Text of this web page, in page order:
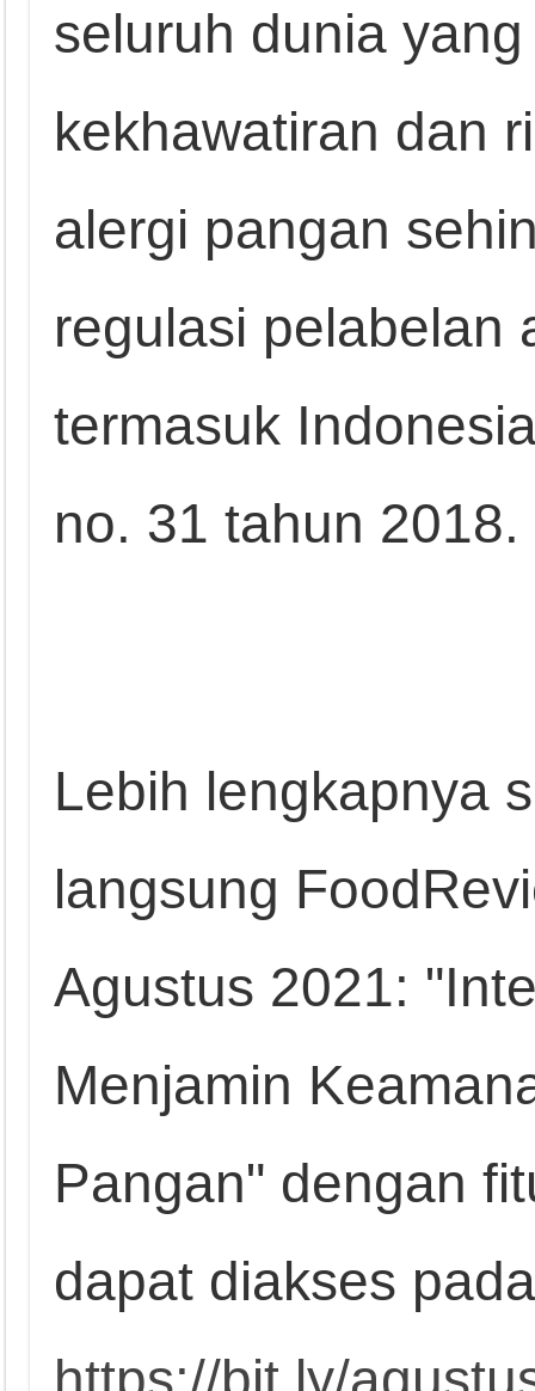
seluruh dunia
kekhawatiran dan
alergi pangan
regulasi pelabelan
termasuk
no. 31 tahun 2018.
Lebih lengkapnya
langsung
Agustus 2021:
Menjamin
Pangan" dengan
dapat diakses pada